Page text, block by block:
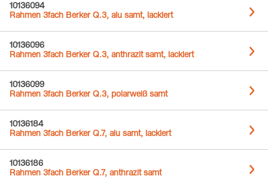
10136094
Rahmen 3fach Berker Q.3, alu samt, lackiert
10136096
Rahmen 3fach Berker Q.3, anthrazit samt, lackiert
10136099
Rahmen 3fach Berker Q.3, polarweiß samt
10136184
Rahmen 3fach Berker Q.7, alu samt, lackiert
10136186
Rahmen 3fach Berker Q.7, anthrazit samt